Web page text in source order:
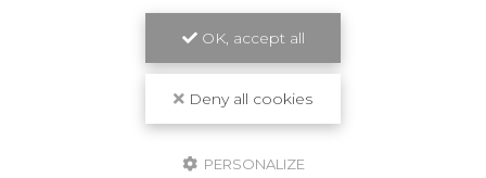
OK, accept all
Deny all cookies
PERSONALIZE